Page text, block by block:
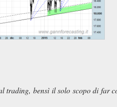
trading, bensì il solo scopo di far